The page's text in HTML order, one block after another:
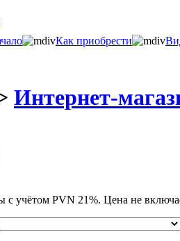
Как приобрести
Интернет-
с учётом PVN 21%. Цена не